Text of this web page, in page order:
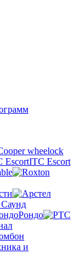
wheelock
ITC Escort
Рондо
и